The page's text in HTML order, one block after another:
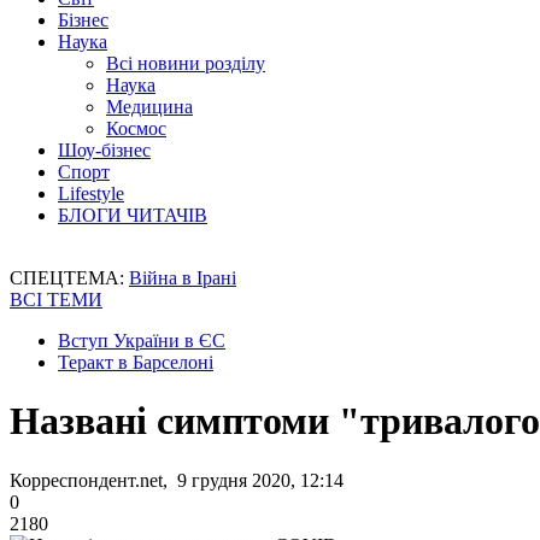
Бізнес
Наука
Всі новини розділу
Наука
Медицина
Космос
Шоу-бізнес
Спорт
Lifestyle
БЛОГИ ЧИТАЧІВ
СПЕЦТЕМА: Війна в Ірані
ВСІ ТЕМИ
Вступ України в ЄС
Теракт в Барселоні
Названі симптоми
Корреспондент.net, 9 грудня 2020, 12:14
0
2180